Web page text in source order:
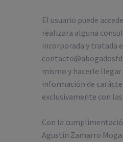
El usuario puede
realizara alguna
incorporada y tratada
mismo y hacerle
información de
exclusivamente con
Con la
Agustín Zamarro